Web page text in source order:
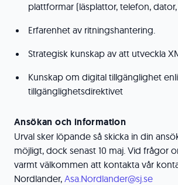
plattformar (läsplattor, telefon,
Erfarenhet av ritningshantering.
Strategisk kunskap av att utveckla
Kunskap om digital tillgänglighet
tillgänglighetsdirektivet
Ansökan och information
Urval sker löpande så skicka in din
möjligt, dock senast 10 maj. Vid frågor
varmt välkommen att kontakta vår
Nordlander, Asa.Nordlander@sj.se